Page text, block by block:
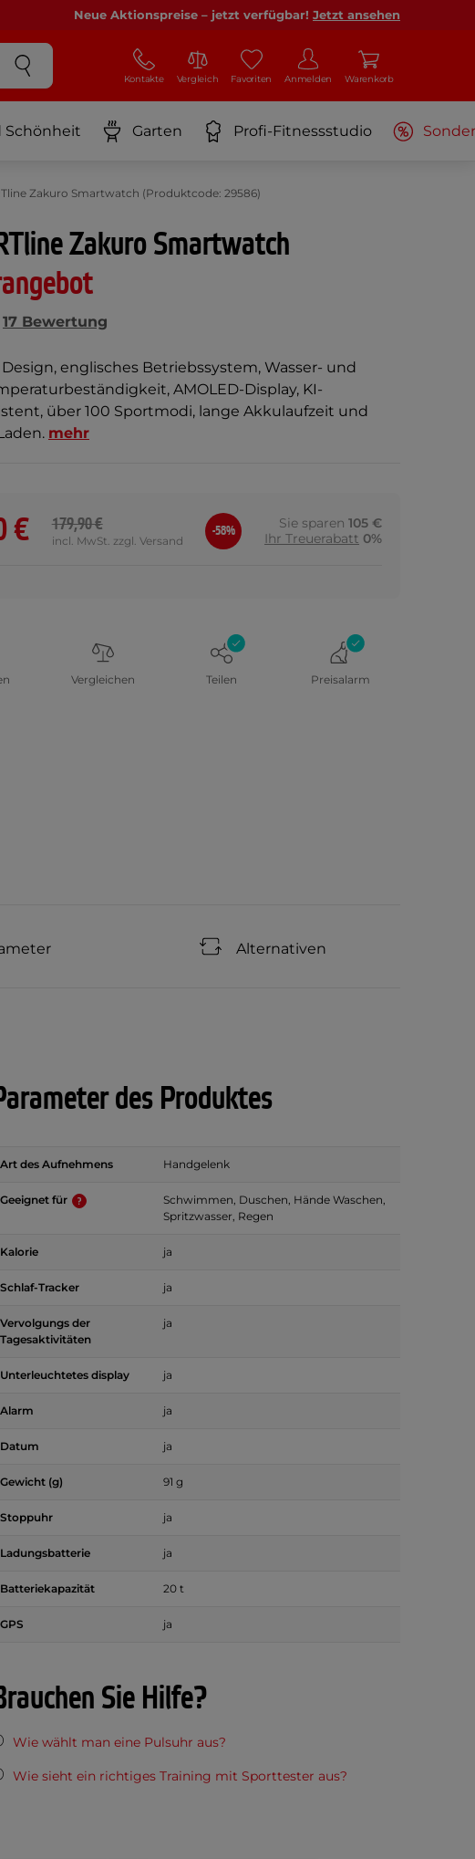
Neue Aktionspreise – jetzt verfügbar! Jetzt ansehen
Kontakte Vergleich Favoriten Anmelden Warenkorb
Schönheit Garten Profi-Fitnessstudio
Zakuro Smartwatch (Produktcode: 29586)
Zakuro Smartwatch
17 Bewertung
englisches Betriebssystem, Wasser- und
AMOLED-Display, KI-
über 100 Sportmodi, lange Akkulaufzeit und
mehr
€ 179,90 €
incl. MwSt. zzgl. Versand
-58% Sie sparen 105 €
Ihr Treuerabatt 0%
Vergleichen Teilen Preisalarm
Alternativen
des Produktes
Art des Aufnehmens Handgelenk
Geeignet für
Schwimmen, Duschen, Hände Waschen,
Spritzwasser, Regen
Kalorie ja
Schlaf-Tracker ja
Vervolgungs der
Tagesaktivitäten
ja
Unterleuchtetes display ja
Alarm ja
Datum ja
Gewicht (g) 91 g
Stoppuhr ja
Ladungsbatterie ja
Batteriekapazität 20 t
GPS ja
Sie Hilfe?
Wie wählt man eine Pulsuhr aus?
Wie sieht ein richtiges Training mit Sporttester aus?